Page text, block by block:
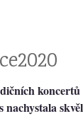
koncertů